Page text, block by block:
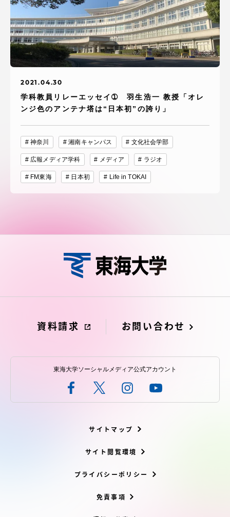
2021.04.30
学科教員リレーエッセイ➀ 羽生浩一 教授「オレ
ンジ色のアンテナ塔は“日本初”の誇り」
神奈川 湘南キャンパス 文化社会学部
広報メディア学科 メディア ラジオ
FM東海 日本初 Life in TOKAI
資料請求 お問い合わせ
東海大学ソーシャルメディア公式アカウント
サイトマップ
サイト閲覧環境
プライバシーポリシー
免責事項